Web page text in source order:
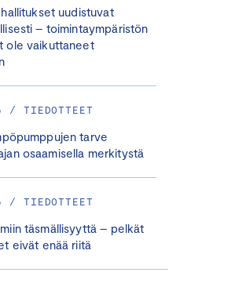
uudistuvat
– toimintaympäristön
ole vaikuttaneet
TIEDOTTEET
tarve
osaamisella merkitystä
TIEDOTTEET
täsmällisyyttä – pelkät
eivät enää riitä